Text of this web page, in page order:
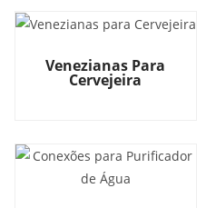
Venezianas Para
Cervejeira